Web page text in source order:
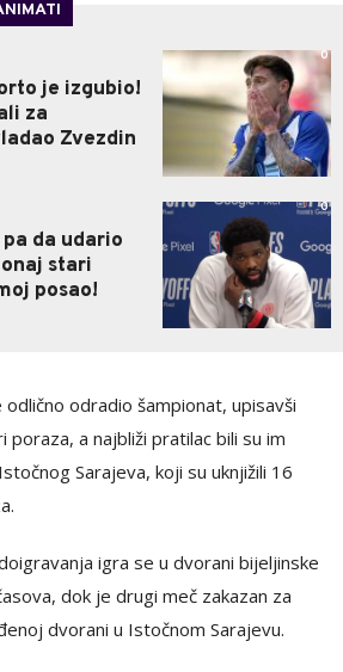
je izgubio!
za
Zvezdin
0
da udario
stari
posao!
0
odlično odradio šampionat, upisavši
a najbliži pratilac bili su im
Sarajeva, koji su uknjižili 16
igra se u dvorani bijeljinske
dok je drugi meč zakazan za
dvorani u Istočnom Sarajevu.